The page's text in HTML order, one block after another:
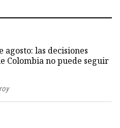
agosto: las decisiones
Colombia no puede seguir